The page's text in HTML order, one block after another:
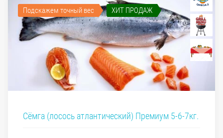
Сёмга (лосось атлантический) Премиум 5-6-7кг.
Подскажем точный вес ХИТ ПРОДАЖ